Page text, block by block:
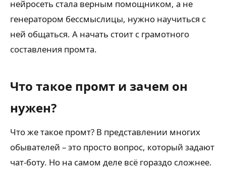
нейросеть стала верным помощником, а не
генератором бессмыслицы, нужно научиться с
ней общаться. А начать стоит с грамотного
составления промта.
Что такое промт и зачем он
нужен?
Что же такое промт? В представлении многих
обывателей – это просто вопрос, который задают
чат-боту. Но на самом деле всё гораздо сложнее.